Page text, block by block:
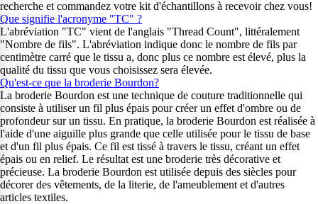
recherche et commandez votre kit d'échantillons à recevoir chez vous!
Que signifie l'acronyme "TC" ?
L'abréviation "TC" vient de l'anglais "Thread Count", littéralement
"Nombre de fils". L'abréviation indique donc le nombre de fils par
centimètre carré que le tissu a, donc plus ce nombre est élevé, plus la
qualité du tissu que vous choisissez sera élevée.
Qu'est-ce que la broderie Bourdon?
La broderie Bourdon est une technique de couture traditionnelle qui
consiste à utiliser un fil plus épais pour créer un effet d'ombre ou de
profondeur sur un tissu. En pratique, la broderie Bourdon est réalisée à
l'aide d'une aiguille plus grande que celle utilisée pour le tissu de base
et d'un fil plus épais. Ce fil est tissé à travers le tissu, créant un effet
épais ou en relief. Le résultat est une broderie très décorative et
précieuse. La broderie Bourdon est utilisée depuis des siècles pour
décorer des vêtements, de la literie, de l'ameublement et d'autres
articles textiles.